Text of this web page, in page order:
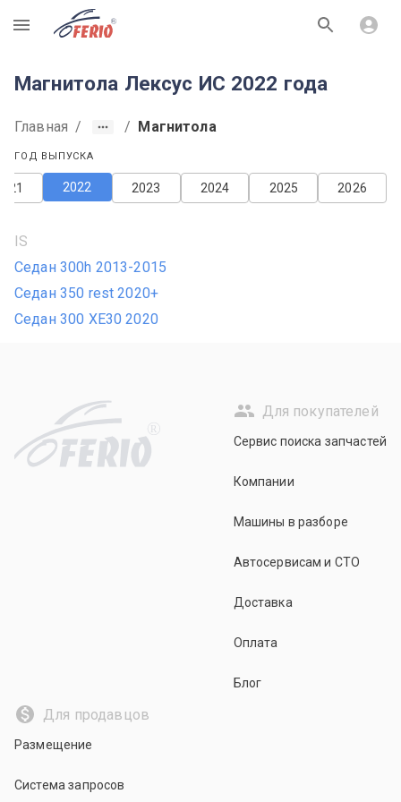
R
Магнитола Лексус ИС 2022 года
Главная / / Магнитола
ГОД ВЫПУСКА
2026
2025
2024
2023
2022
IS
Седан 300h 2013-2015
Седан 350 rest 2020+
Седан 300 XE30 2020
R
Для покупателей
Сервис поиска запчастей
Компании
Машины в разборе
Автосервисам и СТО
Доставка
Оплата
Блог
Для продавцов
Размещение
Система запросов